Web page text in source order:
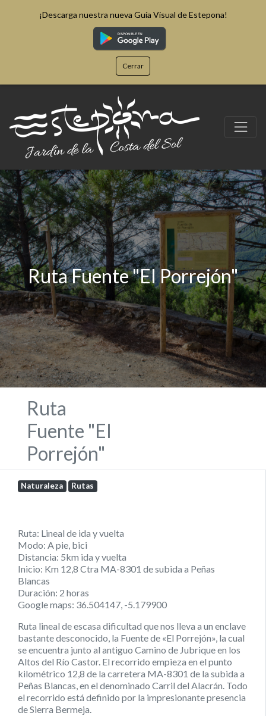
¡Descarga nuestra nueva Guía Visual de Estepona!
Cerrar
Ruta Fuente "El Porrejón"
Ruta
Fuente "El
Porrejón"
Naturaleza Rutas
Ruta: Lineal de ida y vuelta
Modo: A pie, bici
Distancia: 5km ida y vuelta
Inicio: Km 12,8 Ctra MA-8301 de subida a Peñas
Blancas
Duración: 2 horas
Google maps: 36.504147, -5.179900
Ruta lineal de escasa dificultad que nos lleva a un enclave
bastante desconocido, la Fuente de «El Porrejón», la cual
se encuentra junto al antiguo Camino de Jubrique en los
Altos del Río Castor. El recorrido empieza en el punto
kilométrico 12,8 de la carretera MA-8301 de la subida a
Peñas Blancas, en el denominado Carril del Alacrán. Todo
el recorrido está definido por la impresionante presencia
de Sierra Bermeja.